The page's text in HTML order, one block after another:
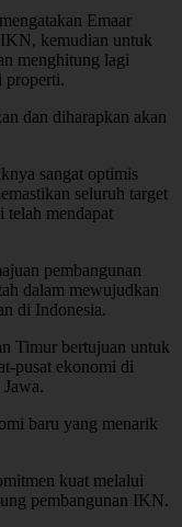
Emaar
kemudian untuk
menghitung lagi
properti.
dan diharapkan akan
sangat optimis
seluruh target
telah mendapat
pembangunan
dalam mewujudkan
di Indonesia.
Timur bertujuan untuk
pusat ekonomi di
baru yang menarik
kuat melalui
pembangunan IKN.